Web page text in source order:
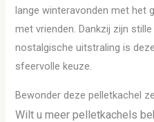
lange winteravonden met het
met vrienden. Dankzij zijn
nostalgische uitstraling is
sfeervolle keuze.
Bewonder deze pelletkachel
Wilt u meer pelletkachels